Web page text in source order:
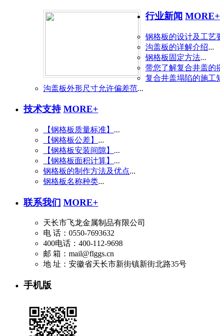
行业新闻 MORE+
钢格板的设计及工艺
沟盖板的详解介绍...
钢格板固定方法...
带您了解复合井盖的
复合井盖塌陷的施工
沟盖板外形尺寸允许偏差范...
技术支持 MORE+
【钢格板质量标准】 ...
【钢格板公差】 ...
【钢格板安装间隙】 ...
【钢格板面积计算】 ...
钢格板的制作方法及优点...
钢格板名称种类...
联系我们 MORE+
天长市飞龙金属制品有限公司
电 话：0550-7693632
400电话：400-112-9698
邮 箱：mail@flggs.cn
地 址：安徽省天长市新街镇新街北路35号
手机版